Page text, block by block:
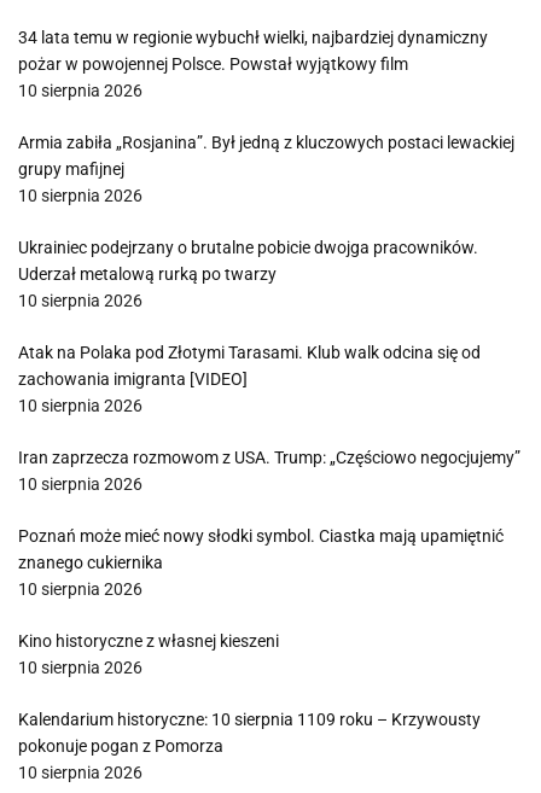
34 lata temu w regionie wybuchł wielki, najbardziej dynamiczny
pożar w powojennej Polsce. Powstał wyjątkowy film
10 sierpnia 2026
Armia zabiła „Rosjanina”. Był jedną z kluczowych postaci lewackiej
grupy mafijnej
10 sierpnia 2026
Ukrainiec podejrzany o brutalne pobicie dwojga pracowników.
Uderzał metalową rurką po twarzy
10 sierpnia 2026
Atak na Polaka pod Złotymi Tarasami. Klub walk odcina się od
zachowania imigranta [VIDEO]
10 sierpnia 2026
Iran zaprzecza rozmowom z USA. Trump: „Częściowo negocjujemy”
10 sierpnia 2026
Poznań może mieć nowy słodki symbol. Ciastka mają upamiętnić
znanego cukiernika
10 sierpnia 2026
Kino historyczne z własnej kieszeni
10 sierpnia 2026
Kalendarium historyczne: 10 sierpnia 1109 roku – Krzywousty
pokonuje pogan z Pomorza
10 sierpnia 2026